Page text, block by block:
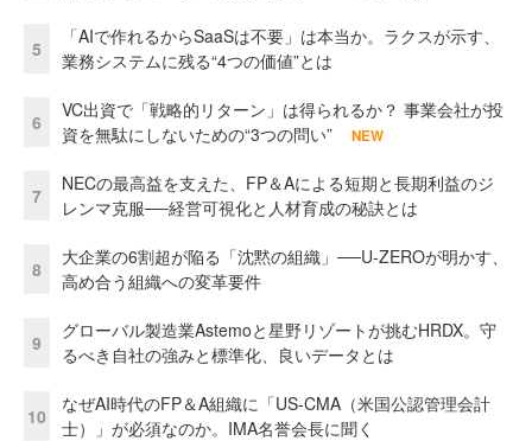
5
「AIで作れるからSaaSは不要」は本当か。ラクスが示す、
業務システムに残る“4つの価値”とは
6
VC出資で「戦略的リターン」は得られるか？ 事業会社が投
資を無駄にしないための“3つの問い”
NEW
7
NECの最高益を支えた、FP＆Aによる短期と長期利益のジ
レンマ克服──経営可視化と人材育成の秘訣とは
8
大企業の6割超が陥る「沈黙の組織」──U-ZEROが明かす、
高め合う組織への変革要件
9
グローバル製造業Astemoと星野リゾートが挑むHRDX。守
るべき自社の強みと標準化、良いデータとは
10
なぜAI時代のFP＆A組織に「US-CMA（米国公認管理会計
士）」が必須なのか。IMA名誉会長に聞く